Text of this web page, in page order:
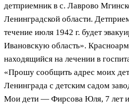
детприемник в с. Лаврово
Ленинградской области.
течение июля 1942 г. будет
Ивановскую область».
находящийся на лечении в
«Прошу сообщить адрес моих
Ленинграда с детским садом
Мои дети — Фирсова Юля, 7 лет